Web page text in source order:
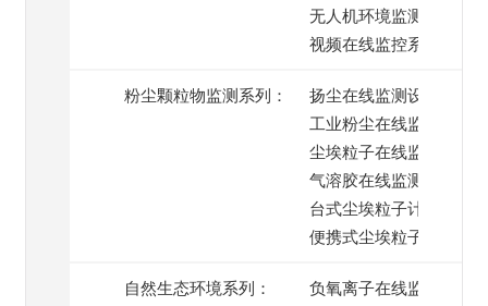
无人机环境监测仪
视频在线监控系统
粉尘颗粒物监测系列：
扬尘在线监测设备
工业粉尘在线监测
尘埃粒子在线监测系统
气溶胶在线监测
台式尘埃粒子计数器
便携式尘埃粒子计数器
自然生态环境系列：
负氧离子在线监测